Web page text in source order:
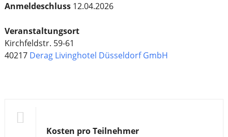
Anmeldeschluss 12.04.2026
Veranstaltungsort
Kirchfeldstr. 59-61
40217 Derag Livinghotel Düsseldorf GmbH
Kosten pro Teilnehmer